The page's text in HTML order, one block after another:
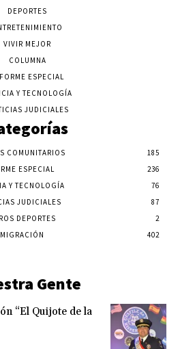
DEPORTES
VIVIR MEJOR
COLUMNA
ESPECIAL
Y TECNOLOGÍA
JUDICIALES
COMUNITARIOS
185
ESPECIAL
236
Y TECNOLOGÍA
76
JUDICIALES
87
DEPORTES
2
402
Gente
“El Quijote de la